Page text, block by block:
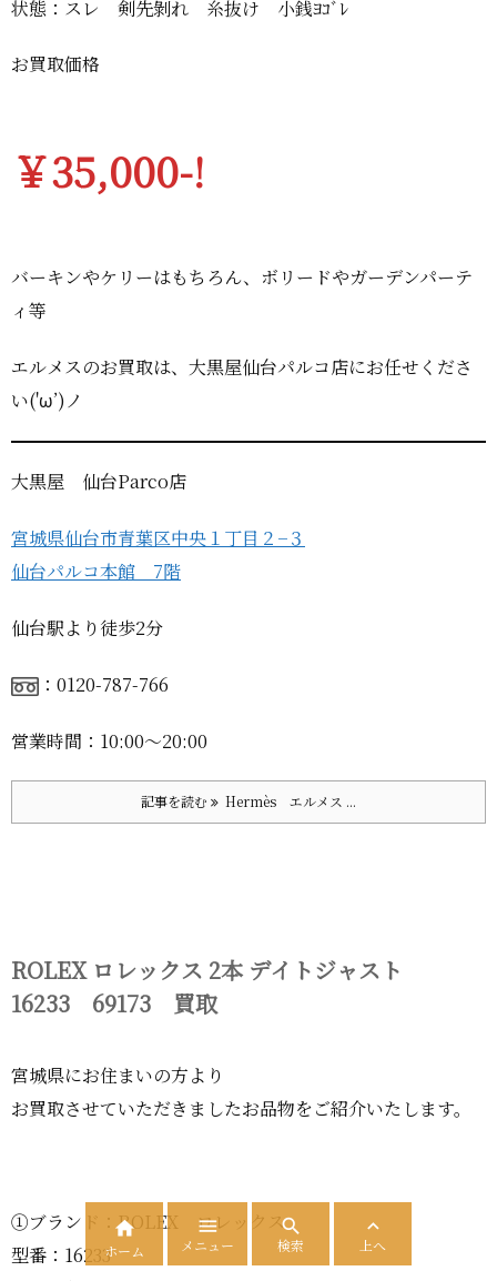
状態：スレ 剣先剝れ 糸抜け 小銭ﾖｺﾞﾚ
お買取価格
￥35,000-!
バーキンやケリーはもちろん、ボリードやガーデンパーテ
ィ等
エルメスのお買取は、大黒屋仙台パルコ店にお任せくださ
い('ω’)ノ
大黒屋 仙台Parco店
宮城県仙台市青葉区中央１丁目２−３
仙台パルコ本館 7階
仙台駅より徒歩2分
：0120-787-766
営業時間：10:00〜20:00
記事を読む Hermès エルメス ...
ROLEX ロレックス 2本 デイトジャスト
16233 69173 買取
宮城県にお住まいの方より
お買取させていただきましたお品物をご紹介いたします。
①ブランド：ROLEX ロレックス
型番：16233

ホーム

メニュー

検索

上へ